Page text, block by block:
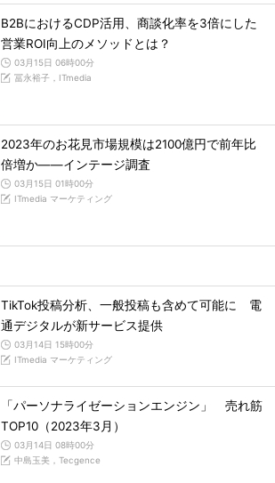
B2BにおけるCDP活用、商談化率を3倍にした
営業ROI向上のメソッドとは？
03月15日 06時00分
冨永裕子，ITmedia
2023年のお花見市場規模は2100億円で前年比
倍増か――インテージ調査
03月15日 01時00分
ITmedia マーケティング
TikTok投稿分析、一般投稿も含めて可能に 電
通デジタルが新サービス提供
03月14日 15時00分
ITmedia マーケティング
「パーソナライゼーションエンジン」 売れ筋
TOP10（2023年3月）
03月14日 08時00分
中島玉美，Tecgence